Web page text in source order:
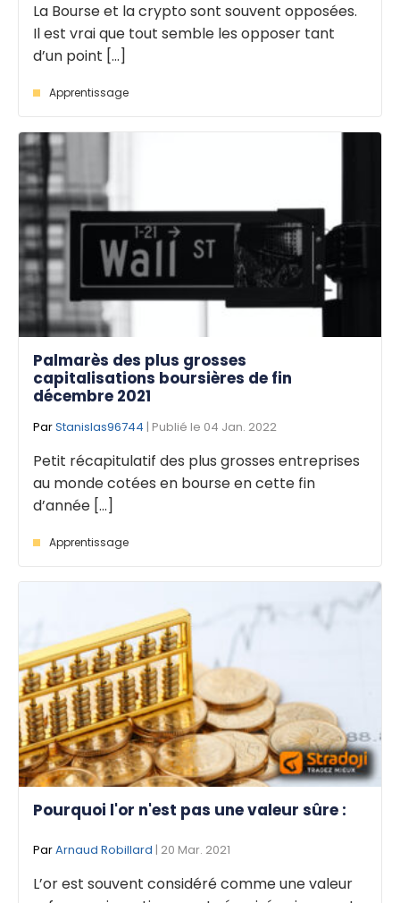
La Bourse et la crypto sont souvent opposées.
Il est vrai que tout semble les opposer tant
d’un point [...]
Apprentissage
Palmarès des plus grosses
capitalisations boursières de fin
décembre 2021
ParStanislas96744 | Publié le 04 Jan. 2022
Petit récapitulatif des plus grosses entreprises
au monde cotées en bourse en cette fin
d’année [...]
Apprentissage
Pourquoi l'or n'est pas une valeur sûre :
ParArnaud Robillard | 20 Mar. 2021
L’or est souvent considéré comme une valeur